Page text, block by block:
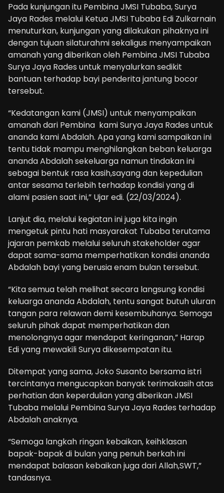
Pada kunjungan itu Pembina JMSI Tubaba, Surya
Jaya Rades melalui Ketua JMSI Tubaba Edi Zulkarnain
menuturkan, kunjungan yang dilakukan pihaknya ini
dengan tujuan silaturahmi sekaligus menyampaikan
amanah yang diberikan oleh Pembina JMSI Tubaba
Surya Jaya Rades untuk menyalurkan sedikit
bantuan terhadap bayi penderita jantung bocor
tersebut.
“Kedatangan kami (JMSI) untuk menyampaikan
amanah dari Pembina kami Surya Jaya Rades untuk
ananda kami Abdalah. Apa yang kami sampaikan ini
tentu tidak mampu menghilangkan beban keluarga
ananda Abdalah sekeluarga namun tindakan ini
sebagai bentuk rasa kasih,sayang dan kepedulian
antar sesama terlebih terhadap kondisi yang di
alami pasien saat ini,” Ujar edi. (22/03/2024).
Lanjut dia, melalui kegiatan ini juga kita ingin
mengetuk pintu hati masyarakat Tubaba terutama
jajaran pemkab melalui seluruh stakeholder agar
dapat sama-sama memperhatikan kondisi ananda
Abdalah bayi yang berusia enam bulan tersebut.
“Kita semua telah melihat secara langsung kondisi
keluarga ananda Abdalah, tentu sangat butuh uluran
tangan para relawan demi kesembuhanya. Semoga
seluruh pihak dapat memperhatikan dan
menolongnya agar mendapat keringanan,” Harap
Edi yang mewakili Surya dikesempatan itu.
Ditempat yang sama, Joko Susanto bersama istri
tercintanya mengucapkan banyak terimakasih atas
perhatian dan keperdulian yang diberikan JMSI
Tubaba melalui Pembina Surya Jaya Rades terhadap
Abdalah anaknya.
“Semoga langkah ringan kebaikan, keihklasan
bapak-bapak di bulan yang penuh berkah ini
mendapat balasan kebaikan juga dari Allah,SWT,”
tandasnya.